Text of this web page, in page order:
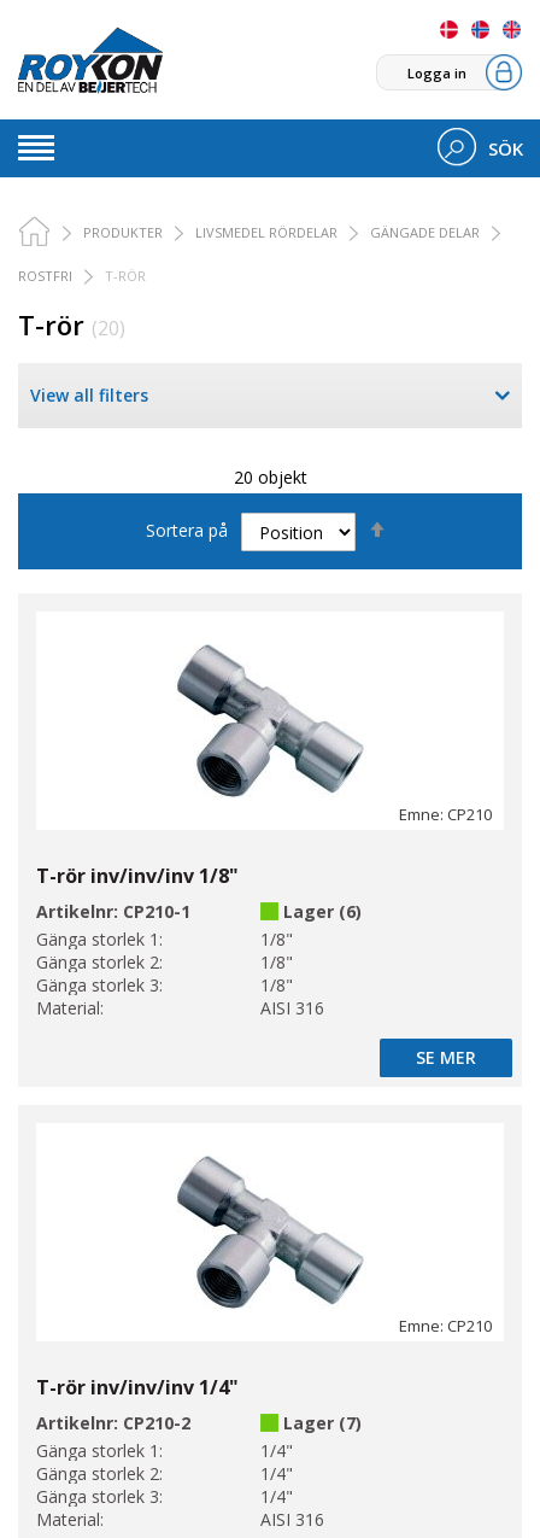
Logga in
SÖK
PRODUKTER LIVSMEDEL RÖRDELAR GÄNGADE DELAR
ROSTFRI T-RÖR
T-rör (20)
View all filters
20 objekt
Sortera på
Emne: CP210
T-rör inv/inv/inv 1/8"
Artikelnr: CP210-1
Lager (6)
Gänga storlek 1:
1/8"
Gänga storlek 2:
1/8"
Gänga storlek 3:
1/8"
Material:
AISI 316
SE MER
SE MER
Emne: CP210
T-rör inv/inv/inv 1/4"
Artikelnr: CP210-2
Lager (7)
Gänga storlek 1:
1/4"
Gänga storlek 2:
1/4"
Gänga storlek 3:
1/4"
Material:
AISI 316